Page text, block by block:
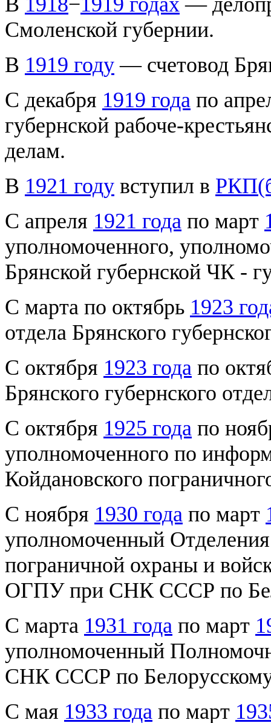
Смоленской губернии.
В 1919 году — счетовод
С декабря 1919 года по
губернской рабоче-
делам.
В 1921 году вступил в
С апреля 1921 года по март
уполномоченного,
Брянской губернской ЧК -
С марта по октябрь 1923
отдела Брянского
С октября 1923 года по
Брянского губернского
С октября 1925 года по
уполномоченного по
Койдановского
С ноября 1930 года по март
уполномоченный
пограничной охраны и
ОГПУ при СНК СССР по
С марта 1931 года по март
уполномоченный
СНК СССР по Белорусскому
С мая 1933 года по март